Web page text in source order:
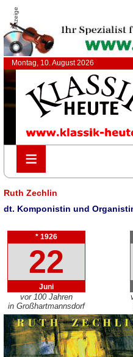
Anzeige
Montag, 10. August 2026
≡
≡
Ruth Zechlin
dt. Komponistin und
* 1926
22
Juni
vor 100 Jahren
in Großhartmannsdorf